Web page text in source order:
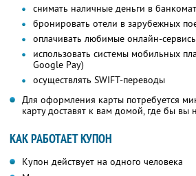
снимать наличные деньги в
бронировать отели в зарубежных
оплачивать любимые онлайн-
использовать системы мобильных
Google Pay)
осуществлять SWIFT-переводы
Для оформления карты потребуется
карту доставят к вам домой, где бы вы
КАК РАБОТАЕТ КУПОН
Купон действует на одного человека